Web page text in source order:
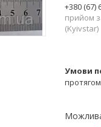
+380 (67)
прийом
(Kyivstar)